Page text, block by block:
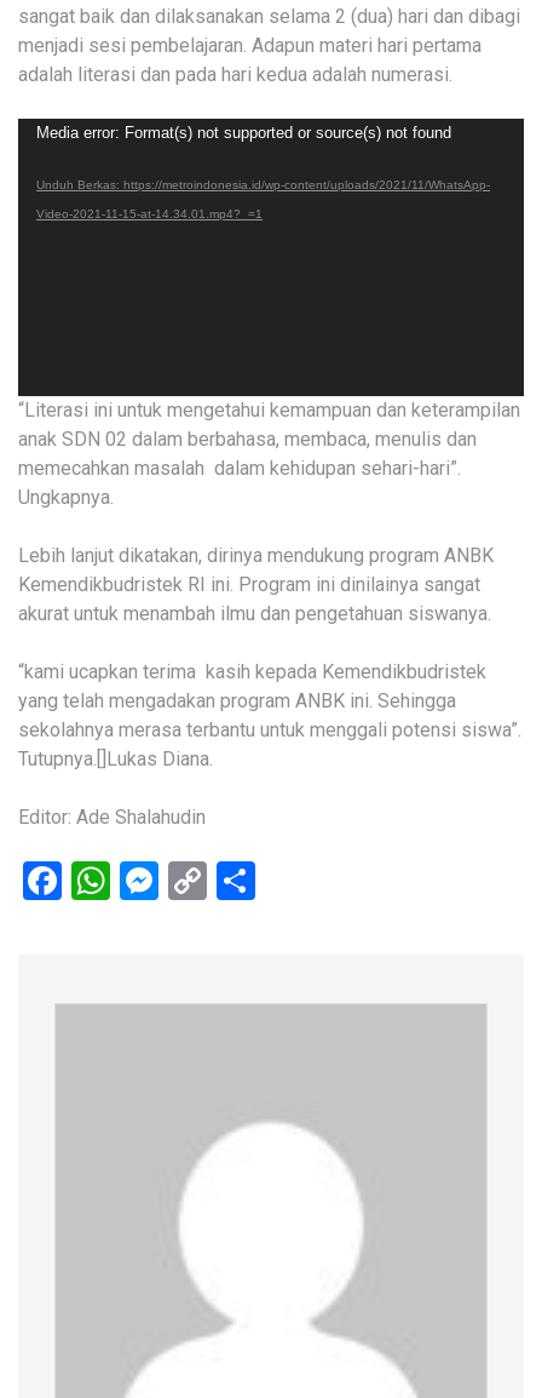
sangat baik dan dilaksanakan selama 2 (dua) hari dan dibagi
menjadi sesi pembelajaran. Adapun materi hari pertama
adalah literasi dan pada hari kedua adalah numerasi.
Pemutar
Media error: Format(s) not supported or source(s) not found
Unduh Berkas: https://metroindonesia.id/wp-content/uploads/2021/11/WhatsApp-
Video-2021-11-15-at-14.34.01.mp4?_=1
“Literasi ini untuk mengetahui kemampuan dan keterampilan
anak SDN 02 dalam berbahasa, membaca, menulis dan
memecahkan masalah dalam kehidupan sehari-hari”.
Ungkapnya.
Lebih lanjut dikatakan, dirinya mendukung program ANBK
Kemendikbudristek RI ini. Program ini dinilainya sangat
akurat untuk menambah ilmu dan pengetahuan siswanya.
“kami ucapkan terima kasih kepada Kemendikbudristek
yang telah mengadakan program ANBK ini. Sehingga
sekolahnya merasa terbantu untuk menggali potensi siswa”.
Tutupnya.[]Lukas Diana.
Editor: Ade Shalahudin
Facebook
WhatsApp
Messenger
Copy